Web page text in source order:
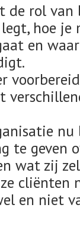
de rol van
hoe
en
te geven
wat zij
cliënten
en niet